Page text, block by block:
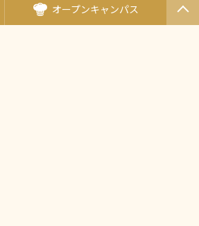
オープンキャンパス